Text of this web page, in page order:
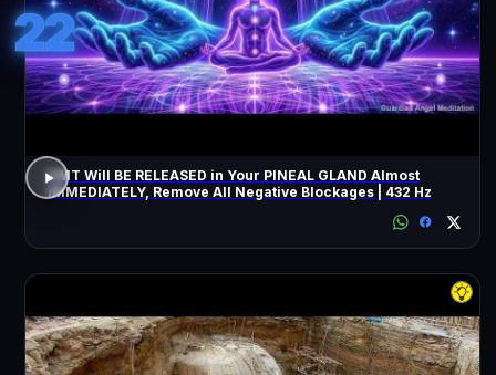
22
DMT Will BE RELEASED in Your PINEAL GLAND Almost
IMMEDIATELY, Remove All Negative Blockages | 432 Hz